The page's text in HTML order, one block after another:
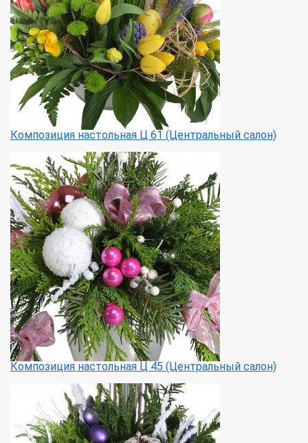
Композиция настольная Ц 61 (Центральный салон)
Композиция настольная Ц 45 (Центральный салон)